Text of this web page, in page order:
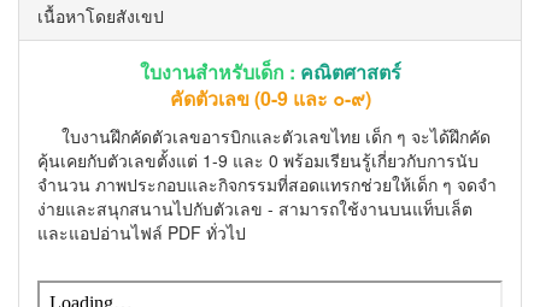
เนื้อหาโดยสังเขป
ใบงานสำหรับเด็ก : คณิตศาสตร์
คัดตัวเลข (0-9 และ ๐-๙)
ใบงานฝึกคัดตัวเลขอารบิกและตัวเลขไทย เด็ก ๆ จะได้ฝึกคัด
คุ้นเคยกับตัวเลขตั้งแต่ 1-9 และ 0 พร้อมเรียนรู้เกี่ยวกับการนับ
จำนวน ภาพประกอบและกิจกรรมที่สอดแทรกช่วยให้เด็ก ๆ จดจำ
ง่ายและสนุกสนานไปกับตัวเลข - สามารถใช้งานบนแท็บเล็ต
และแอปอ่านไฟล์ PDF ทั่วไป